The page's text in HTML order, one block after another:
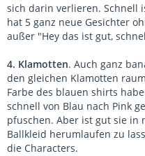
sich darin verlieren. Schnell
hat 5 ganz neue Gesichter
außer "Hey das ist gut,
4. Klamotten. Auch ganz
den gleichen Klamotten
Farbe des blauen shirts
schnell von Blau nach Pink
pfuschen. Aber ist gut sie in
Ballkleid herumlaufen zu
die Characters.